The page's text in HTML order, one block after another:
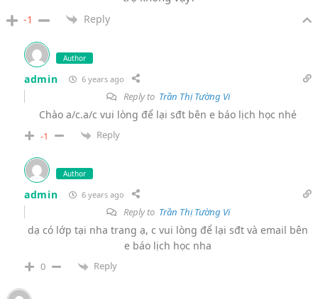
-1 Reply
Author
admin 6 years ago
Reply to Trần Thị Tường Vi
Chào a/c.a/c vui lòng để lại sđt bên e báo lịch học nhé
-1 Reply
Author
admin 6 years ago
Reply to Trần Thị Tường Vi
dạ có lớp tại nha trang ạ, c vui lòng để lại sđt và email bên
e báo lịch học nha
0 Reply